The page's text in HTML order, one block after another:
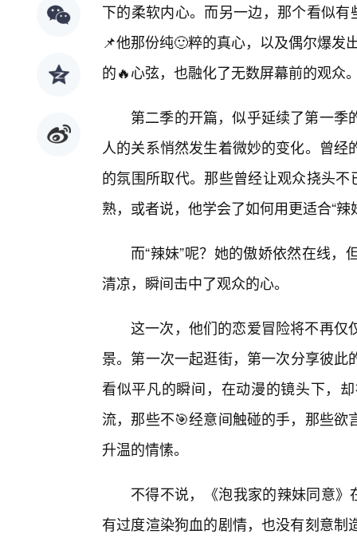
下的柔软内心。而另一边，那个看似
📌他那份纯🙂粹的真心，以及偶尔爆发
的🔥心弦，也融化了无数屏幕前的观众
第二季的开篇，似乎延续了第一
人的关系悄然发生着微妙的变化。曾
的氛围所取代。那些曾经让观众挠头
熟，或者说，他学会了如何用更适合“
而“辣妹”呢？她的傲娇依然在线
清凉，瞬间击中了观众的心。
这一次，他们的恋爱冒险将不再仅
景。第一次一起逛街，第一次分享彼
看似平凡的瞬间，在动漫的镜头下，
流，那些不🎯经意间触碰的手，那些
升温的情愫。
不得不说，《泡我家的辣妹同意》
有过度渲染狗血的剧情，也没有刻意